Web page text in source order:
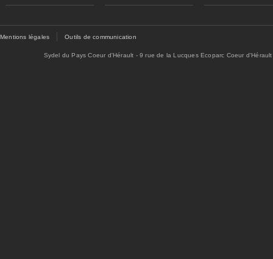
Mentions légales Outils de communication
Sydel du Pays Coeur d'Hérault - 9 rue de la Lucques Ecoparc Coeur